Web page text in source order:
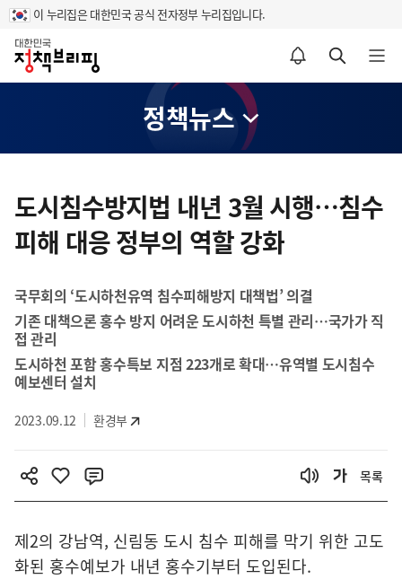
이 누리집은 대한민국 공식 전자정부 누리집입니다.
홈
알림설정 바로가기 검색 바로가기 메뉴 열기
정책뉴스
텐
츠
영
도시침수방지법 내년 3월 시행…침수
피해 대응 정부의 역할 강화
국무회의 ‘도시하천유역 침수피해방지 대책법’ 의결
기존 대책으론 홍수 방지 어려운 도시하천 특별 관리…국가가 직
접 관리
도시하천 포함 홍수특보 지점 223개로 확대…유역별 도시침수
예보센터 설치
2023.09.12 환경부
목록
제2의 강남역, 신림동 도시 침수 피해를 막기 위한 고도
화된 홍수예보가 내년 홍수기부터 도입된다.